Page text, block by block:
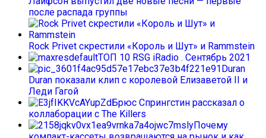
после распада группы
Rock Privet скрестили «Король и Шут» и Rammstein
ТОП 10 RSG iRadio . Сентябрь 2021
Duran
Duran показали клип с королевой Елизаветой II и
Леди Гагой
Брюс Спрингстин рассказал о
коллаборации с The Killers
Почему